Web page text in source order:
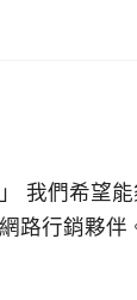
我們希望
路行銷夥伴